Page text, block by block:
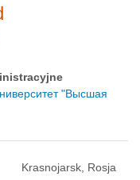
"Высшая
Krasnojarsk, Rosja